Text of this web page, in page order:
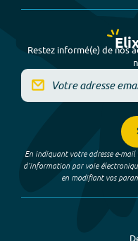
Restez informé(e) de nos
En indiquant votre adresse e-mail
d’information par voie
en modifiant vos